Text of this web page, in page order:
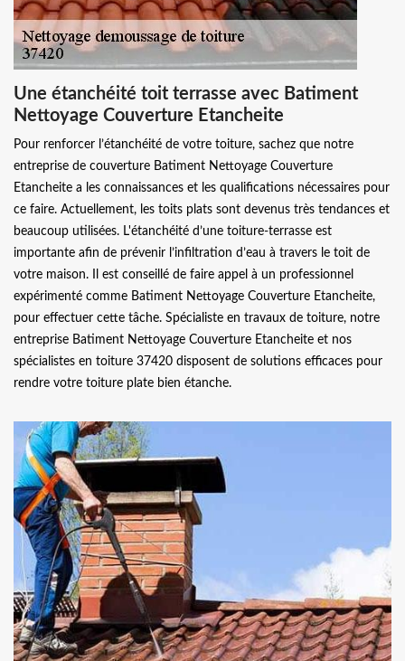
Une étanchéité toit terrasse avec Batiment
Nettoyage Couverture Etancheite
Pour renforcer l’étanchéité de votre toiture, sachez que notre
entreprise de couverture Batiment Nettoyage Couverture
Etancheite a les connaissances et les qualifications nécessaires pour
ce faire. Actuellement, les toits plats sont devenus très tendances et
beaucoup utilisées. L'étanchéité d’une toiture-terrasse est
importante afin de prévenir l’infiltration d’eau à travers le toit de
votre maison. Il est conseillé de faire appel à un professionnel
expérimenté comme Batiment Nettoyage Couverture Etancheite,
pour effectuer cette tâche. Spécialiste en travaux de toiture, notre
entreprise Batiment Nettoyage Couverture Etancheite et nos
spécialistes en toiture 37420 disposent de solutions efficaces pour
rendre votre toiture plate bien étanche.